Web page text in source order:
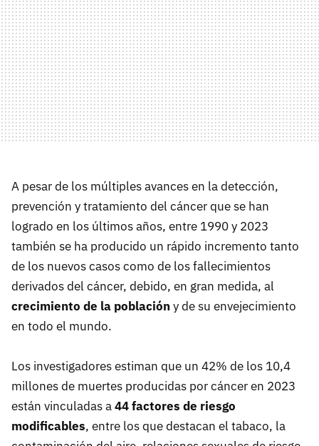
A pesar de los múltiples avances en la detección,
prevención y tratamiento del cáncer que se han
logrado en los últimos años, entre 1990 y 2023
también se ha producido un rápido incremento tanto
de los nuevos casos como de los fallecimientos
derivados del cáncer, debido, en gran medida, al
crecimiento de la población y de su envejecimiento
en todo el mundo.
Los investigadores estiman que un 42% de los 10,4
millones de muertes producidas por cáncer en 2023
están vinculadas a44 factores de riesgo
modificables, entre los que destacan el tabaco, la